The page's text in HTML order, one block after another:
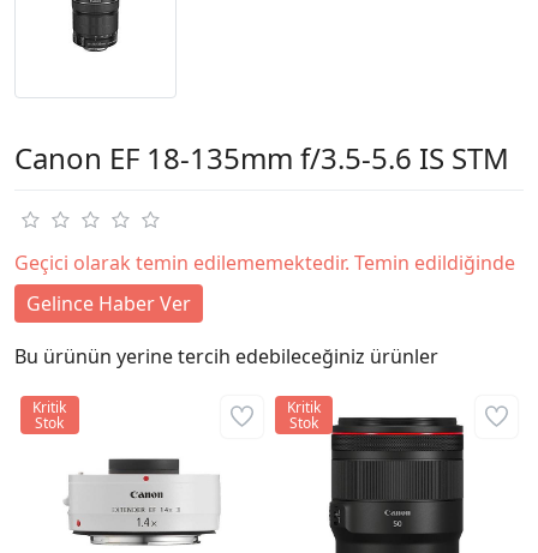
Canon EF 18-135mm f/3.5-5.6 IS STM
Geçici olarak temin edilememektedir. Temin edildiğinde
Gelince Haber Ver
Bu ürünün yerine tercih edebileceğiniz ürünler
Kritik
Stok
Kritik
Stok